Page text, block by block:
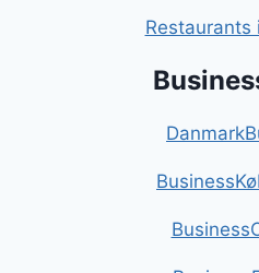
Restaurants